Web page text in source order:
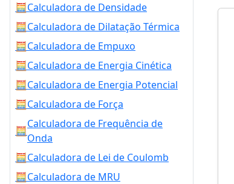
🧮Calculadora de Densidade
🧮Calculadora de Dilatação Térmica
🧮Calculadora de Empuxo
🧮Calculadora de Energia Cinética
🧮Calculadora de Energia Potencial
🧮Calculadora de Força
🧮
Calculadora de Frequência de
Onda
🧮Calculadora de Lei de Coulomb
🧮Calculadora de MRU